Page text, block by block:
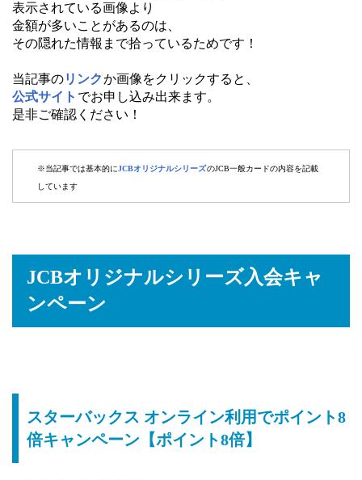
表示されている画像より
金額が多いことがあるのは、
その隠れた情報まで拾っているためです！
当記事のリンクか画像をクリックすると、
公式サイト でお申し込み出来ます。
是非ご確認ください！
※当記事では基本的にJCBオリジナルシリーズのJCB一般カードの内容を記載
しています
JCBオリジナルシリーズ入会キャ
ンペーン
スターバックス オンライン利用でポイント8
倍キャンペーン【ポイント8倍】